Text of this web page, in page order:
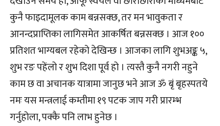
कुनै फाइदामूलक काम बन्नसक्छ, तर मन भावुकता र
आनन्दप्राप्तिका लागिसमेत आकर्षित बन्नसक्छ । आज १००
प्रतिशत भाग्यबल रहेको देखिन्छ । आजका लागि शुभअङ्क ५,
शुभ रङ पहेंलो र शुभ दिशा पूर्व हो । त्यस्तै कुनै नगरी नहुने
काम छ वा अचानक यात्रामा जानुछ भने आज ॐ बृं बृहस्पतये
नमः यस मन्त्रलाई कम्तीमा १९ पटक जाप गरी प्रारम्भ
गर्नुहोला, पक्कै पनि लाभ हुनेछ ।